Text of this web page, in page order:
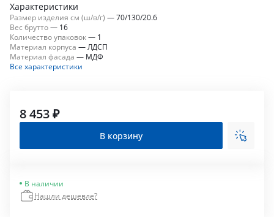
Характеристики
Размер изделия см (ш/в/г) —70/130/20.6
Вес брутто— 16
Количество упаковок— 1
Материал корпуса — ЛДСП
Материал фасада — МДФ
Все характеристики
8 453 ₽
В корзину
В наличии
Нашли дешевле?